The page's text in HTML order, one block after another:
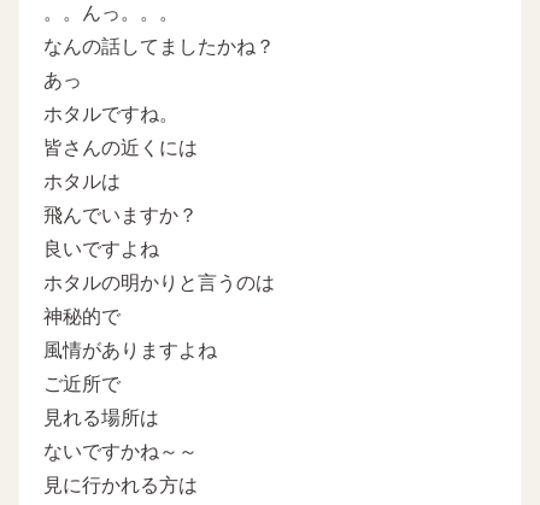
。。んっ。。。
なんの話してましたかね？
あっ
ホタルですね。
皆さんの近くには
ホタルは
飛んでいますか？
良いですよね
ホタルの明かりと言うのは
神秘的で
風情がありますよね
ご近所で
見れる場所は
ないですかね～～
見に行かれる方は